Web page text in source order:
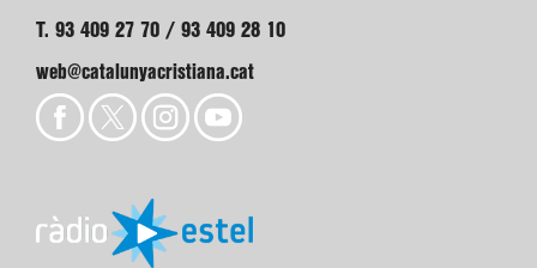
T. 93 409 27 70 / 93 409 28 10
web@catalunyacristiana.cat